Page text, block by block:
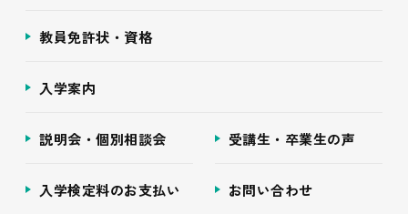
教員免許状・資格
入学案内
説明会・個別相談会 受講生・卒業生の声
入学検定料のお支払い お問い合わせ